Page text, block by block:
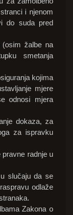
i njenom
do suda pred
žalbe na
smetanja
kojima
mjere
odnosi mjera
dokaza, za
za ispravku
radnje u
slučaju da se
odlaže
Zakona o